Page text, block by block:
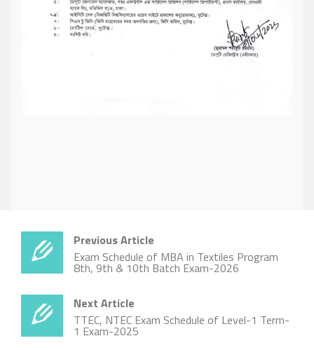
Previous Article
Exam Schedule of MBA in Textiles Program
8th, 9th & 10th Batch Exam-2026
Next Article
TTEC, NTEC Exam Schedule of Level-1 Term-
1 Exam-2025